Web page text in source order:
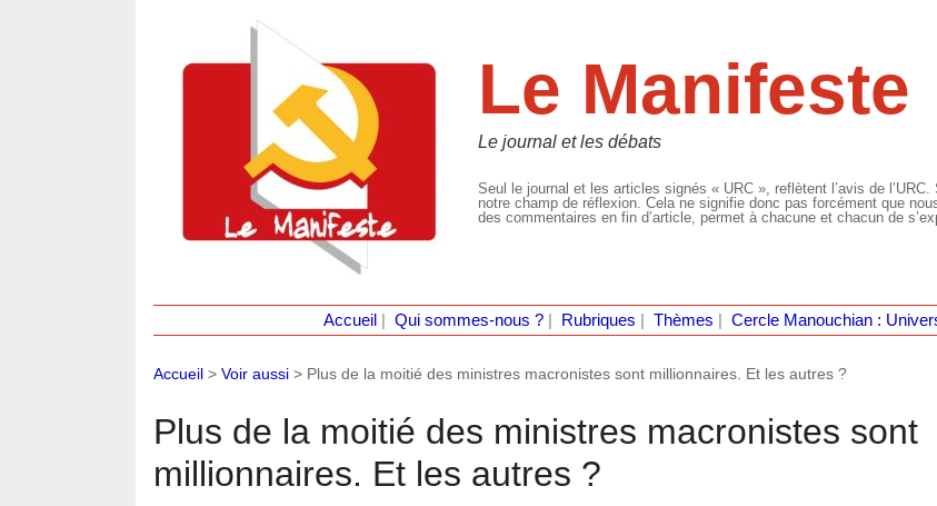
Le Manifeste
Le journal et les débats
Seul le journal et les articles signés « URC », reflètent l’avis de
notre champ de réflexion. Cela ne signifie donc pas forcément que
des commentaires en fin d’article, permet à chacune et chacun de
Accueil Qui sommes-nous ?| Rubriques Thèmes Cercle Manouchian :
Accueil > Voir aussi > Plus de la moitié des ministres macronistes sont millionnaires. Et les autres ?
Plus de la moitié des ministres macronistes sont
millionnaires. Et les autres ?